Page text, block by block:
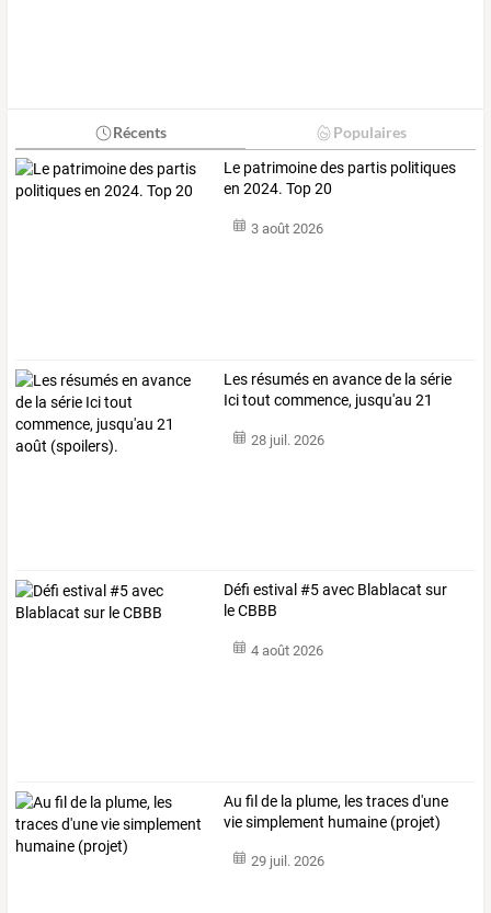
Récents Populaires
Le patrimoine des partis politiques
en 2024. Top 20
3 août 2026
Les résumésen avancede la série
Icitout commence, jusqu'au 21
28 juil. 2026
Défi estival #5 avec Blablacat sur
le CBBB
4 août 2026
Au fil de la plume, les traces d'une
vie simplement humaine (projet)
29 juil. 2026